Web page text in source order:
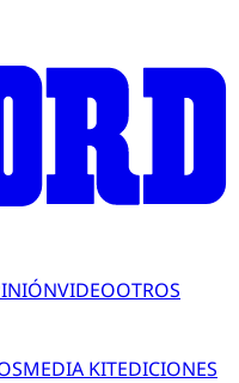
VIDEOOTROS
MEDIA KITEDICIONES